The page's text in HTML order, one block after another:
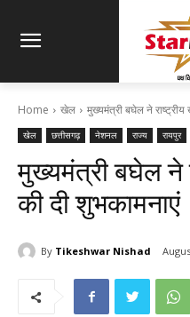
Home खेल मुख्यमंत्री बघेल ने
खेल छत्तीसगढ़ नेशनल राज्य रायपुर
मुख्यमंत्री बघेल ने
की दी शुभकामनाएं
By Tikeshwar Nishad